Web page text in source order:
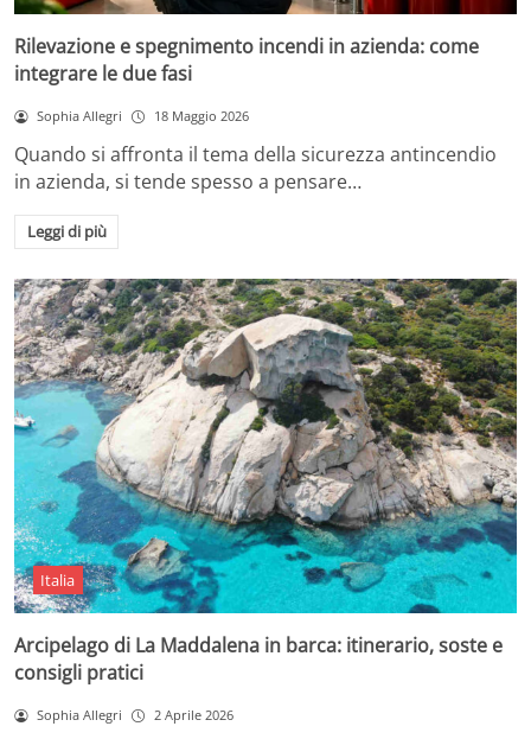
Rilevazione e spegnimento incendi in azienda: come
integrare le due fasi
Sophia Allegri 18 Maggio 2026
Quando si affronta il tema della sicurezza antincendio
in azienda, si tende spesso a pensare…
Leggi di più
Italia
Arcipelago di La Maddalena in barca: itinerario, soste e
consigli pratici
Sophia Allegri 2 Aprile 2026